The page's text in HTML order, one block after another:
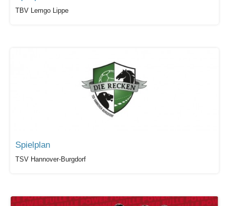
TBV Lemgo Lippe
Spielplan
TSV Hannover-Burgdorf